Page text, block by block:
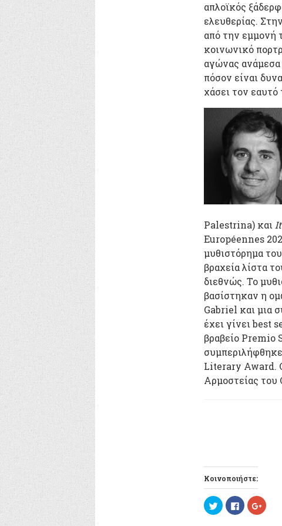
απλοϊκός
ελευθερίας.
από την εμμονή
κοινωνικό
αγώνας ανάμεσα
πόσον είναι
χάσει τον εαυτό
Palestrina) και
Européennes
μυθιστόρημα
βραχεία λίστα
διεθνώς. Το
βασίστηκαν η
Gabriel και μια
έχει γίνει best
βραβείο Premio
Literary Award.
Αρμοστείας
Κοινοποιήστε:
Κ
λ
Π
α
Κ
λ